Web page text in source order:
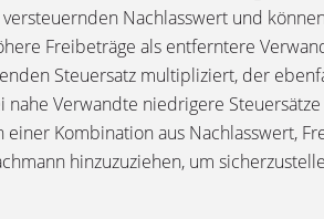
Nachlasswert und
Freibeträge als entferntere
Steuersatz multipliziert, der
Verwandte niedrigere Steuersätze
Kombination aus Nachlasswert,
hinzuzuziehen, um